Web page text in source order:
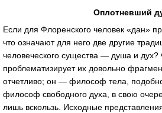
Оплотневший
Если для Флоренского человек «дан»
что означают для него две другие
человеческого существа — душа и дух?
проблематизирует их довольно
отчетливо; он — философ тела,
философ свободного духа, в свою
лишь вскользь. Исходные